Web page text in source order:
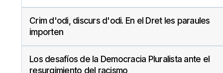
Crim d'odi, discurs d'odi. En el Dret les paraules
importen
Los desafíos de la Democracia Pluralista ante el
resurgimiento del racismo